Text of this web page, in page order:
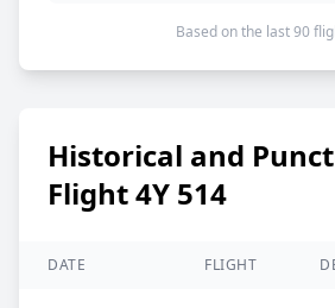
Based on the last 90
Historical and
Flight 4Y 514
DATE FLIGHT